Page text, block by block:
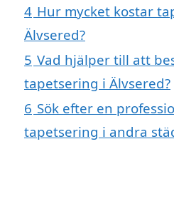
4 Hur mycket kostar
Älvsered?
5 Vad hjälper till att
tapetsering i Älvsered?
6 Sök efter en
tapetsering i andra